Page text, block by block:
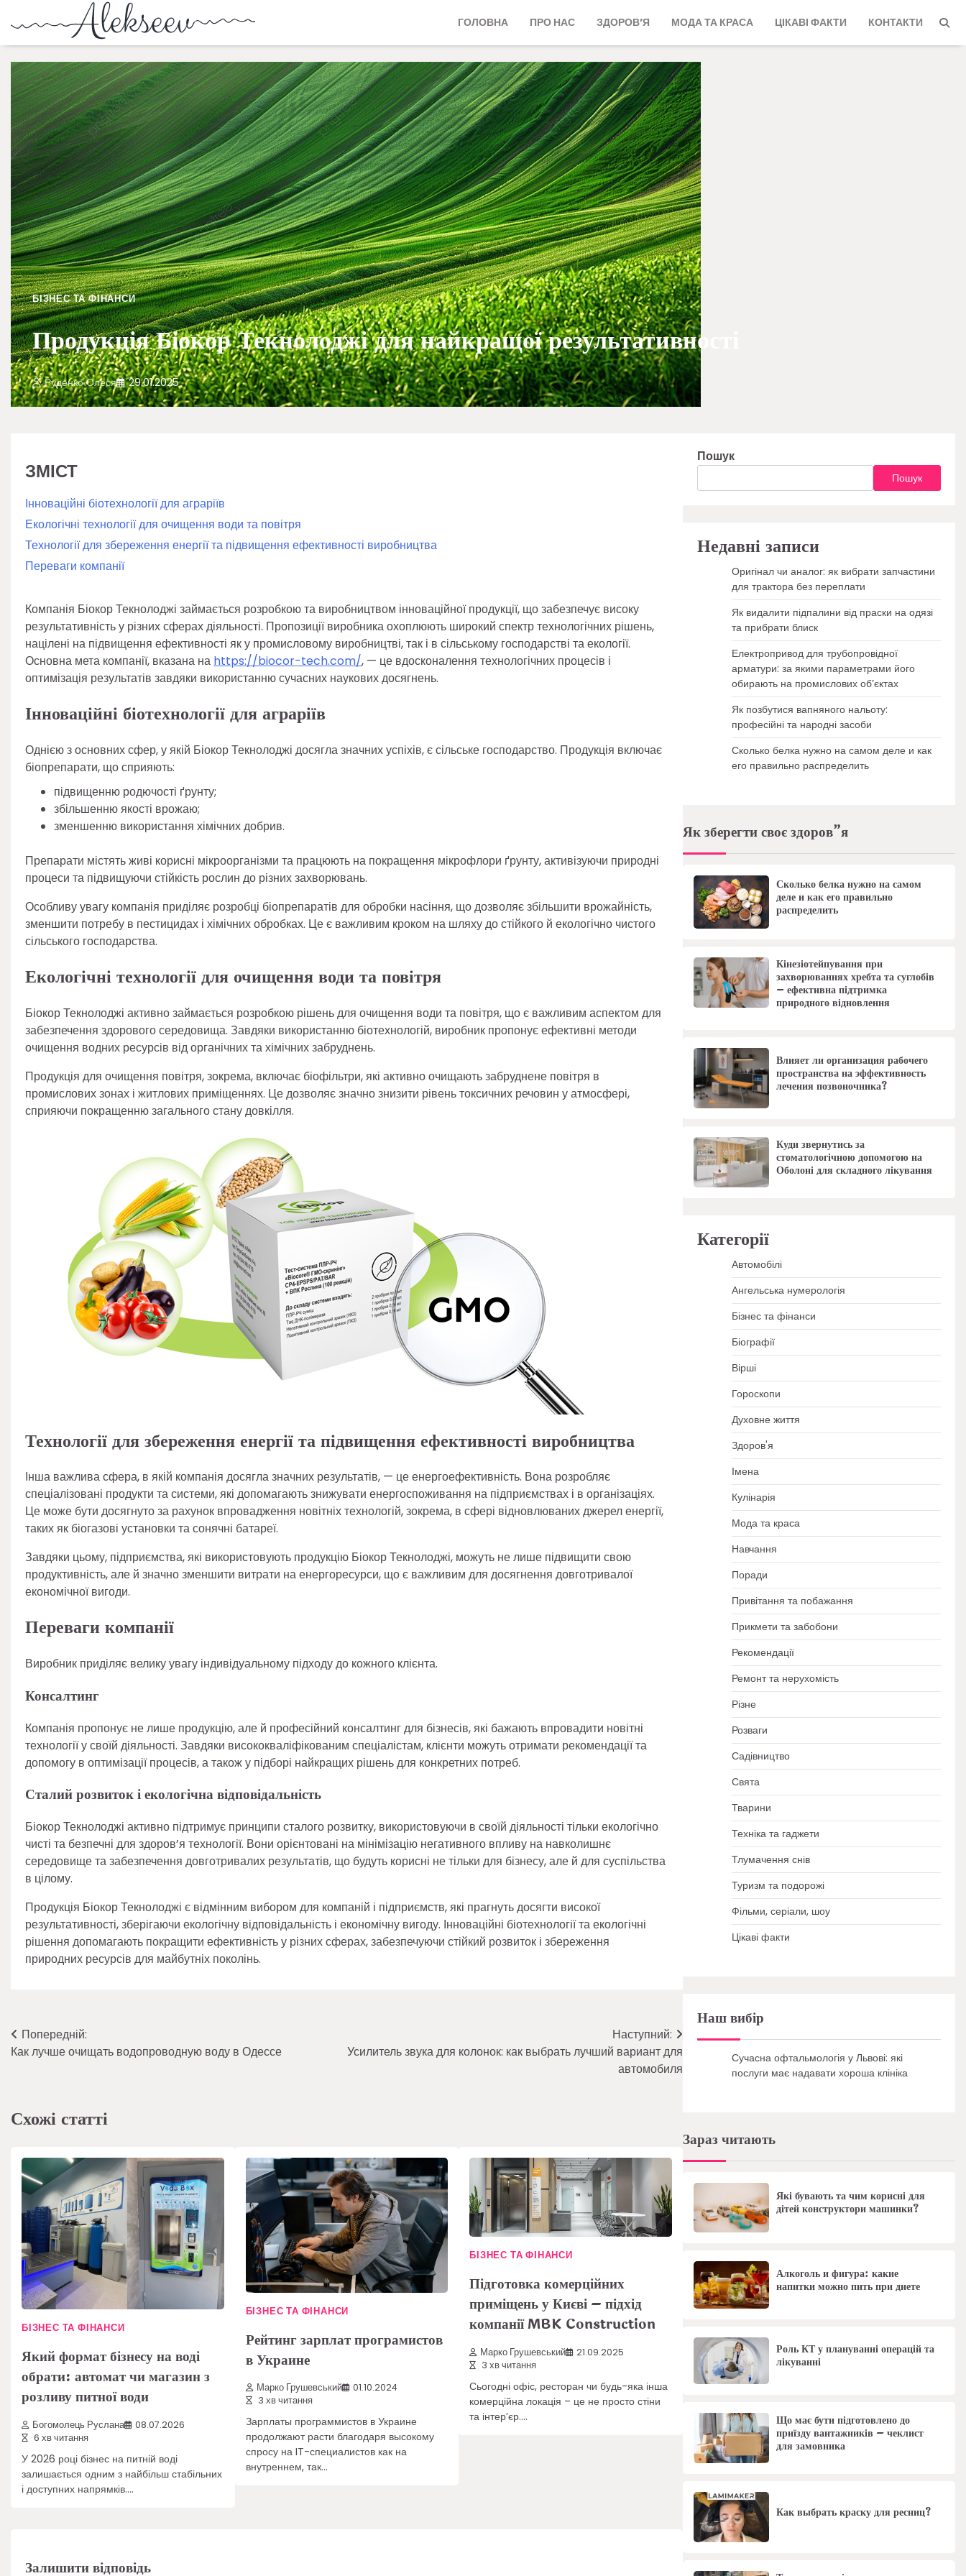
ГОЛОВНА ПРО НАС ЗДОРОВ’Я МОДА ТА КРАСА ЦІКАВІ ФАКТИ КОНТАКТИ
БІЗНЕС ТА ФІНАНСИ
Продукція Біокор Текнолоджі для найкращої результативності
Руденко Олеся 29.01.2025
ЗМІСТ
Інноваційні біотехнології для аграріїв
Екологічні технології для очищення води та повітря
Технології для збереження енергії та підвищення ефективності виробництва
Переваги компанії
Компанія Біокор Текнолоджі займається розробкою та виробництвом інноваційної продукції, що забезпечує високу
результативність у різних сферах діяльності. Пропозиції виробника охоплюють широкий спектр технологічних рішень,
націлені на підвищення ефективності як у промисловому виробництві, так і в сільському господарстві та екології.
Основна мета компанії, вказана на https://biocor-tech.com/, — це вдосконалення технологічних процесів і
оптимізація результатів завдяки використанню сучасних наукових досягнень.
Інноваційні біотехнології для аграріїв
Однією з основних сфер, у якій Біокор Текнолоджі досягла значних успіхів, є сільське господарство. Продукція включає
біопрепарати, що сприяють:
підвищенню родючості ґрунту;
збільшенню якості врожаю;
зменшенню використання хімічних добрив.
Препарати містять живі корисні мікроорганізми та працюють на покращення мікрофлори ґрунту, активізуючи природні
процеси та підвищуючи стійкість рослин до різних захворювань.
Особливу увагу компанія приділяє розробці біопрепаратів для обробки насіння, що дозволяє збільшити врожайність,
зменшити потребу в пестицидах і хімічних обробках. Це є важливим кроком на шляху до стійкого й екологічно чистого
сільського господарства.
Екологічні технології для очищення води та повітря
Біокор Текнолоджі активно займається розробкою рішень для очищення води та повітря, що є важливим аспектом для
забезпечення здорового середовища. Завдяки використанню біотехнологій, виробник пропонує ефективні методи
очищення водних ресурсів від органічних та хімічних забруднень.
Продукція для очищення повітря, зокрема, включає біофільтри, які активно очищають забруднене повітря в
промислових зонах і житлових приміщеннях. Це дозволяє значно знизити рівень токсичних речовин у атмосфері,
сприяючи покращенню загального стану довкілля.
Технології для збереження енергії та підвищення ефективності виробництва
Інша важлива сфера, в якій компанія досягла значних результатів, — це енергоефективність. Вона розробляє
спеціалізовані продукти та системи, які допомагають знижувати енергоспоживання на підприємствах і в організаціях.
Це може бути досягнуто за рахунок впровадження новітніх технологій, зокрема, в сфері відновлюваних джерел енергії,
таких як біогазові установки та сонячні батареї.
Завдяки цьому, підприємства, які використовують продукцію Біокор Текнолоджі, можуть не лише підвищити свою
продуктивність, але й значно зменшити витрати на енергоресурси, що є важливим для досягнення довготривалої
економічної вигоди.
Переваги компанії
Виробник приділяє велику увагу індивідуальному підходу до кожного клієнта.
Консалтинг
Компанія пропонує не лише продукцію, але й професійний консалтинг для бізнесів, які бажають впровадити новітні
технології у своїй діяльності. Завдяки висококваліфікованим спеціалістам, клієнти можуть отримати рекомендації та
допомогу в оптимізації процесів, а також у підборі найкращих рішень для конкретних потреб.
Сталий розвиток і екологічна відповідальність
Біокор Текнолоджі активно підтримує принципи сталого розвитку, використовуючи в своїй діяльності тільки екологічно
чисті та безпечні для здоров’я технології. Вони орієнтовані на мінімізацію негативного впливу на навколишнє
середовище та забезпечення довготривалих результатів, що будуть корисні не тільки для бізнесу, але й для суспільства
в цілому.
Продукція Біокор Текнолоджі є відмінним вибором для компаній і підприємств, які прагнуть досягти високої
результативності, зберігаючи екологічну відповідальність і економічну вигоду. Інноваційні біотехнології та екологічні
рішення допомагають покращити ефективність у різних сферах, забезпечуючи стійкий розвиток і збереження
природних ресурсів для майбутніх поколінь.
Навігація
записів
Попередній:
Как лучше очищать водопроводную воду в Одессе
Наступний:
Усилитель звука для колонок: как выбрать лучший вариант для
автомобиля
Схожі статті
БІЗНЕС ТА ФІНАНСИ
Який формат бізнесу на воді
обрати: автомат чи магазин з
розливу питної води
Богомолець Руслана
08.07.2026
6 хв читання
У 2026 році бізнес на питній воді
залишається одним з найбільш стабільних
і доступних напрямків.…
БІЗНЕС ТА ФІНАНСИ
Рейтинг зарплат програмистов
в Украине
Марко Грушевський
01.10.2024
3 хв читання
Зарплаты программистов в Украине
продолжают расти благодаря высокому
спросу на IT-специалистов как на
внутреннем, так…
БІЗНЕС ТА ФІНАНСИ
Підготовка комерційних
приміщень у Києві – підхід
компанії MBK Construction
Марко Грушевський
21.09.2025
3 хв читання
Сьогодні офіс, ресторан чи будь-яка інша
комерційна локація – це не просто стіни
та інтер’єр.…
Залишити відповідь
Пошук
Пошук
Недавні записи
Оригінал чи аналог: як вибрати запчастини
для трактора без переплати
Як видалити підпалини від праски на одязі
та прибрати блиск
Електропривод для трубопровідної
арматури: за якими параметрами його
обирають на промислових об’єктах
Як позбутися вапняного нальоту:
професійні та народні засоби
Сколько белка нужно на самом деле и как
его правильно распределить
Як зберегти своє здоров”я
Сколько белка нужно на самом
деле и как его правильно
распределить
Кінезіотейпування при
захворюваннях хребта та суглобів
– ефективна підтримка
природного відновлення
Влияет ли организация рабочего
пространства на эффективность
лечения позвоночника?
Куди звернутись за
стоматологічною допомогою на
Оболоні для складного лікування
Категорії
Автомобілі
Ангельська нумерологія
Бізнес та фінанси
Біографії
Вірші
Гороскопи
Духовне життя
Здоров'я
Імена
Кулінарія
Мода та краса
Навчання
Поради
Привітання та побажання
Прикмети та забобони
Рекомендації
Ремонт та нерухомість
Різне
Розваги
Садівництво
Свята
Тварини
Техніка та гаджети
Тлумачення снів
Туризм та подорожі
Фільми, серіали, шоу
Цікаві факти
Наш вибір
Сучасна офтальмологія у Львові: які
послуги має надавати хороша клініка
Зараз читають
Які бувають та чим корисні для
дітей конструктори машинки?
Алкоголь и фигура: какие
напитки можно пить при диете
Роль КТ у плануванні операцій та
лікуванні
Що має бути підготовлено до
приїзду вантажників – чеклист
для замовника
Как выбрать краску для ресниц?